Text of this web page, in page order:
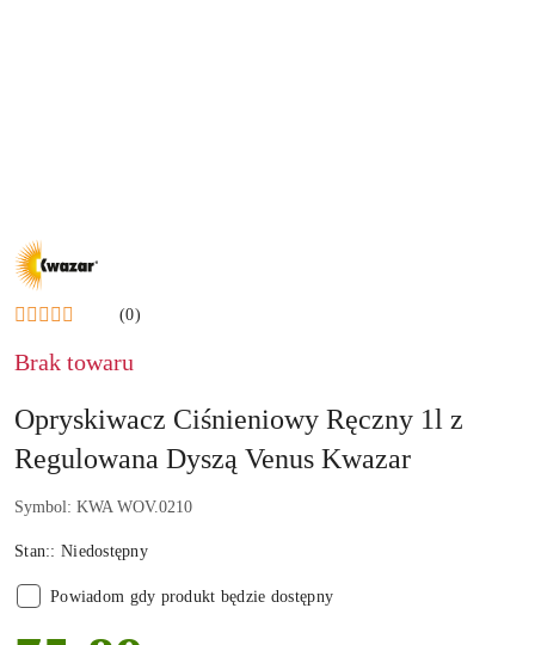
NAZWA
PRODUCENTA:
KWAZAR
(0)
Brak towaru
Opryskiwacz Ciśnieniowy Ręczny 1l z
Regulowana Dyszą Venus Kwazar
Symbol: KWA WOV.0210
Stan:: Niedostępny
Powiadom gdy produkt będzie dostępny